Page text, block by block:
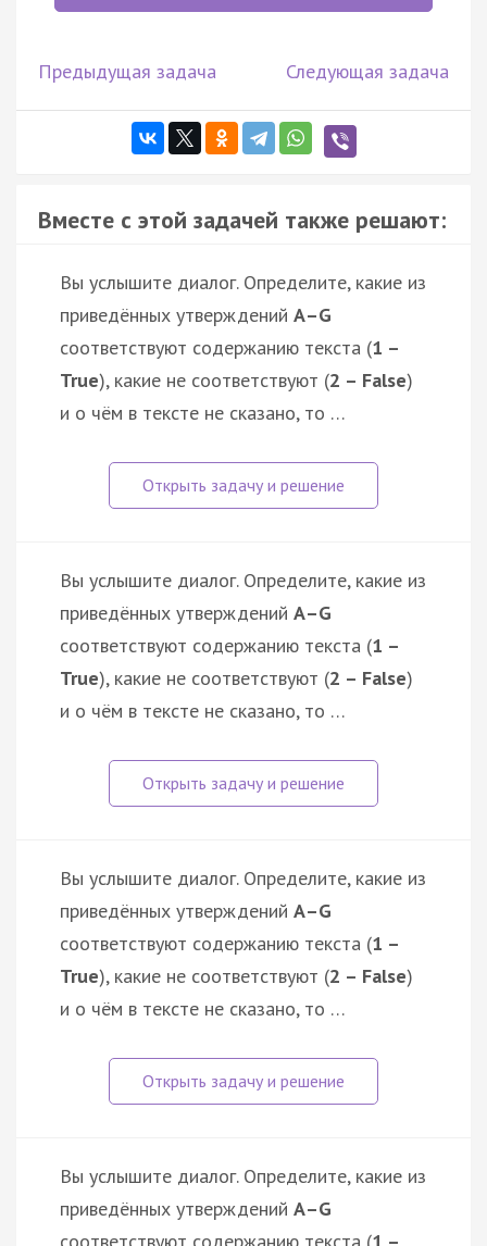
Предыдущая задача Следующая задача
Вместе с этой задачей также решают:
Вы услышите диалог. Определите, какие из
приведённых утверждений А–G
соответствуют содержанию текста (1 –
True), какие не соответствуют (2 – False)
и о чём в тексте не сказано, то …
Вы услышите диалог. Определите, какие из
приведённых утверждений А–G
соответствуют содержанию текста (1 –
True), какие не соответствуют (2 – False)
и о чём в тексте не сказано, то …
Вы услышите диалог. Определите, какие из
приведённых утверждений А–G
соответствуют содержанию текста (1 –
True), какие не соответствуют (2 – False)
и о чём в тексте не сказано, то …
Вы услышите диалог. Определите, какие из
приведённых утверждений А–G
соответствуют содержанию текста (1 –